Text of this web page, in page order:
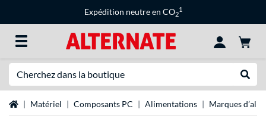
Expédition neutre en CO2
1
Page d'accueil
Matériel Composants PC Alimentations Marques